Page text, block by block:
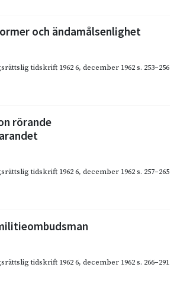
och ändamålsenlighet
tidskrift 1962 6, december 1962s. 253–256
rörande
tidskrift 1962 6, december 1962s. 257–265
tidskrift 1962 6, december 1962s. 266–291